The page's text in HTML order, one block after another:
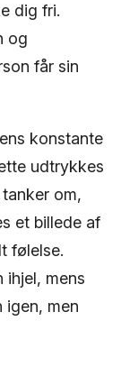
dig fri.
og
får sin
konstante
udtrykkes
om,
et billede af
følelse.
ihjel, mens
igen, men